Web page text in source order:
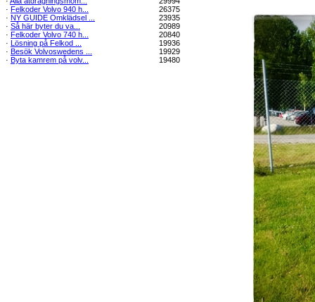
· Felkoder Volvo 940 h...
26375
· NY GUIDE Omklädsel ...
23935
· Så här byter du va...
20989
· Felkoder Volvo 740 h...
20840
· Lösning på Felkod ...
19936
· Besök Volvoswedens ...
19929
· Byta kamrem på volv... 19480